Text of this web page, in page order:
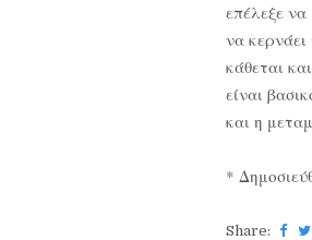
επέλεξε να
να κερνάει
κάθεται
είναι
και η
*
Share: